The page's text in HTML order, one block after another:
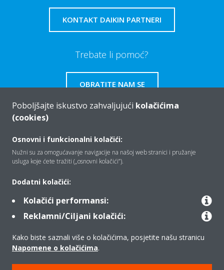
KONTAKT DAIKIN PARTNERI
Trebate li pomoć?
OBRATITE NAM SE
Tko smo mi
Rješenja
Kontakt
Poboljšajte iskustvo zahvaljujući kolačićima
(cookies)
Osnovni i funkcionalni kolačići:
Nužni su za omogućavanje navigacije na našoj web stranici i pružanje
usluga koje ćete tražiti („osnovni kolačići”).
Dodatni kolačići:
Kolačići performansi:
Reklamni/Ciljani kolačići:
Kako biste saznali više o kolačićima, posjetite našu stranicu
Napomene o kolačićima.